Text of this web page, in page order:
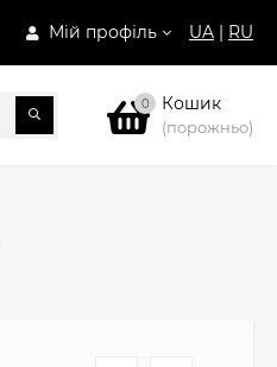
Мій профіль UA | RU
0 Кошик
(порожньо)